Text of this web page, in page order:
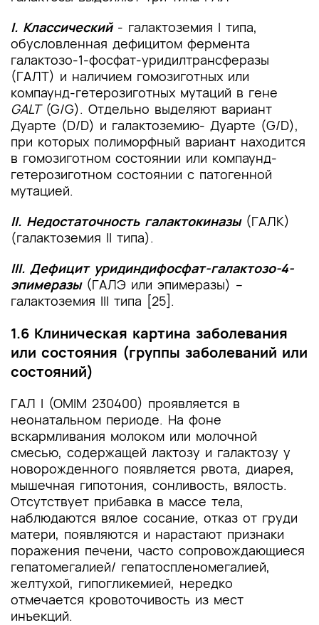
I. Классический- галактоземия I типа,
обусловленная дефицитом фермента
галактозо-1-фосфат-уридилтрансферазы
(ГАЛТ) и наличием гомозиготных или
компаунд-гетерозиготных мутаций в гене
GALT(G/G). Отдельно выделяют вариант
Дуарте (D/D) и галактоземию- Дуарте (G/D),
при которых полиморфный вариант находится
в гомозиготном состоянии или компаунд-
гетерозиготном состоянии с патогенной
мутацией.
II. Недостаточность галактокиназы(ГАЛК)
(галактоземия II типа).
III. Дефицит уридиндифосфат-галактозо-4-
эпимеразы(ГАЛЭ или эпимеразы) –
галактоземия III типа [25].
1.6 Клиническая картина заболевания
или состояния (группы заболеваний или
состояний)
ГАЛ I (OMIM 230400) проявляется в
неонатальном периоде. На фоне
вскармливания молоком или молочной
смесью, содержащей лактозу и галактозу у
новорожденного появляется рвота, диарея,
мышечная гипотония, сонливость, вялость.
Отсутствует прибавка в массе тела,
наблюдаются вялое сосание, отказ от груди
матери, появляются и нарастают признаки
поражения печени, часто сопровождающиеся
гепатомегалией/ гепатоспленомегалией,
желтухой, гипогликемией, нередко
отмечается кровоточивость из мест
инъекций.